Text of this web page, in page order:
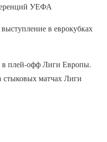
УЕФА
в еврокубках
плей-офф Лиги Европы.
матчах Лиги